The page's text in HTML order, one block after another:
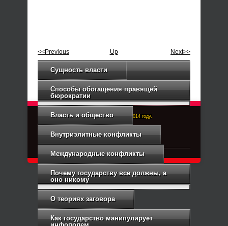
<<Previous Up Next>>
Сущность власти
Способы обогащения правящей
бюрократии
Власть и общество
Внутриэлитные конфликты
Международные конфликты
Почему государству все должны, а
оно никому
О теориях заговора
Как государство манипулирует
Right-Dexter-ПРАВЫЙ ФРОНТ. Основан в 2014 году.
Связь с администрацией